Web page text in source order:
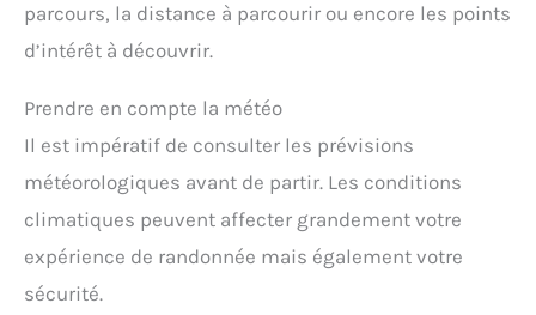
parcours, la distance à parcourir ou encore les points
d’intérêt à découvrir.
Prendre en compte la météo
Il est impératif de consulter les prévisions
météorologiques avant de partir. Les conditions
climatiques peuvent affecter grandement votre
expérience de randonnée mais également votre
sécurité.